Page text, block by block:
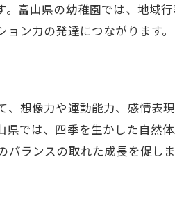
富山県の幼稚園では、地域
ン力の発達につながります。
、想像力や運動能力、感情表
では、四季を生かした自然
ランスの取れた成長を促しま